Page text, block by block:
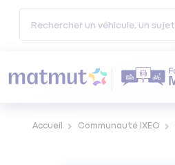
Accueil Communauté IXEO